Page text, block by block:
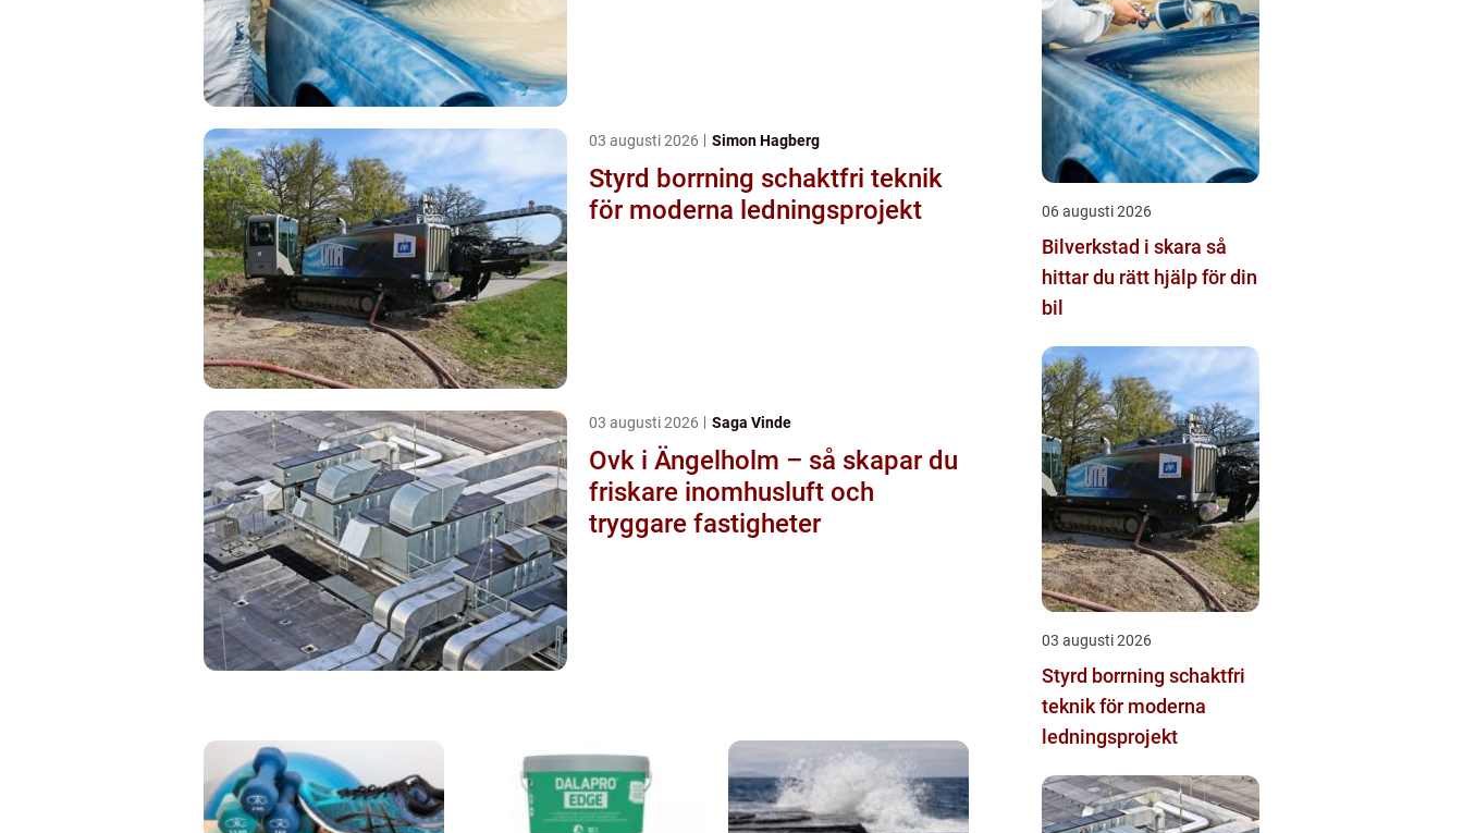
03 augusti 2026 Simon Hagberg
Styrd borrning schaktfri teknik
för moderna ledningsprojekt
03 augusti 2026 Saga Vinde
Ovk i Ängelholm – så skapar du
friskare inomhusluft och
tryggare fastigheter
06 augusti 2026
Bilverkstad i skara så
hittar du rätt hjälp för din
bil
03 augusti 2026
Styrd borrning schaktfri
teknik för moderna
ledningsprojekt